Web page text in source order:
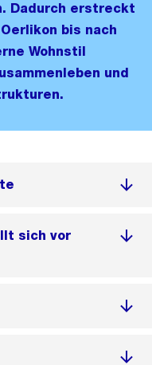
Dadurch erstreckt
bis nach
Wohnstil
und
sich vor